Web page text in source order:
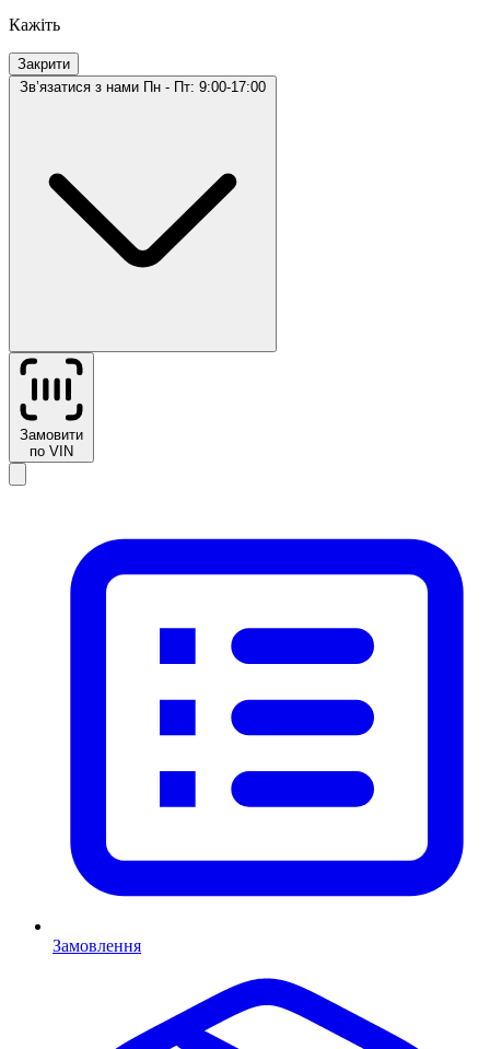
Кажіть
Закрити
Звʼязатися з нами Пн - Пт: 9:00-17:00
Замовити
по VIN
Замовлення